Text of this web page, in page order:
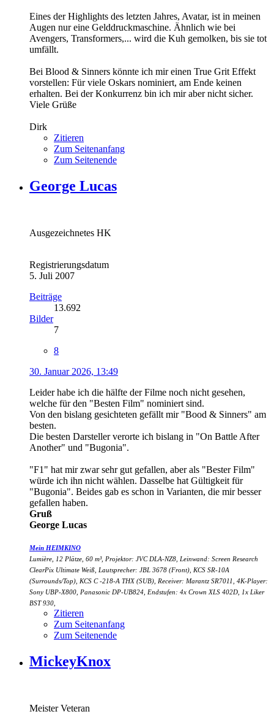
Eines der Highlights des letzten Jahres, Avatar, ist in meinen
Augen nur eine Gelddruckmaschine. Ähnlich wie bei
Avengers, Transformers,... wird die Kuh gemolken, bis sie tot
umfällt.
Bei Blood & Sinners könnte ich mir einen True Grit Effekt
vorstellen: Für viele Oskars nominiert, am Ende keinen
erhalten. Bei der Konkurrenz bin ich mir aber nicht sicher.
Viele Grüße
Dirk
Zitieren
Zum Seitenanfang
Zum Seitenende
George Lucas
Ausgezeichnetes HK
Registrierungsdatum
5. Juli 2007
Beiträge
13.692
Bilder
7
8
30. Januar 2026, 13:49
Leider habe ich die hälfte der Filme noch nicht gesehen,
welche für den "Besten Film" nominiert sind.
Von den bislang gesichteten gefällt mir "Bood & Sinners" am
besten.
Die besten Darsteller verorte ich bislang in "On Battle After
Another" und "Bugonia".
"F1" hat mir zwar sehr gut gefallen, aber als "Bester Film"
würde ich ihn nicht wählen. Dasselbe hat Gültigkeit für
"Bugonia". Beides gab es schon in Varianten, die mir besser
gefallen haben.
Gruß
George Lucas
Mein HEIMKINO
Lumière, 12 Plätze, 60 m³, Projektor: JVC DLA-NZ8, Leinwand: Screen Research
ClearPix Ultimate Weiß, Lautsprecher: JBL 3678 (Front), KCS SR-10A
(Surrounds/Top), KCS C -218-A THX (SUB), Receiver: Marantz SR7011, 4K-Player:
Sony UBP-X800, Panasonic DP-UB824, Endstufen: 4x Crown XLS 402D, 1x Liker
BST 930,
Zitieren
Zum Seitenanfang
Zum Seitenende
MickeyKnox
Meister Veteran